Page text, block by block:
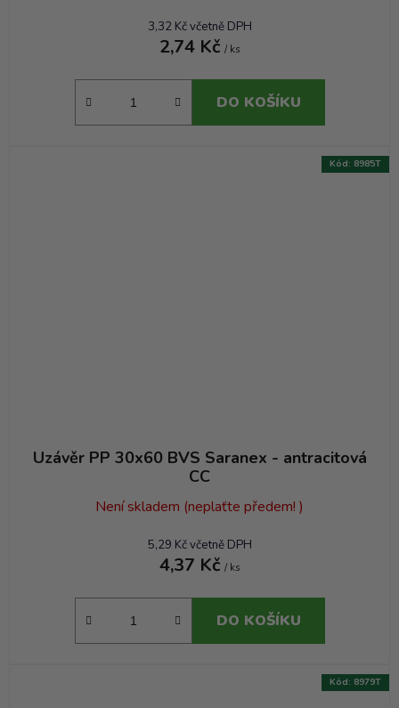
3,32 Kč včetně DPH
2,74 Kč / ks
DO KOŠÍKU
Uzávěr PP 30x60 BVS Saranex - antracitová
CC
Není skladem (neplaťte předem! )
5,29 Kč včetně DPH
4,37 Kč / ks
DO KOŠÍKU
Kód: 8985T
Kód: 8979T